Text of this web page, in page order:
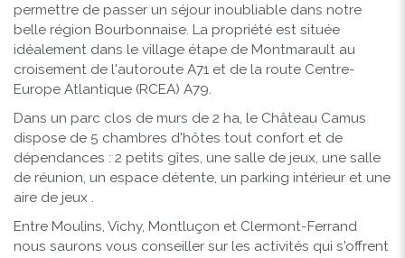
permettre de passer un séjour inoubliable dans notre
belle région Bourbonnaise. La propriété est située
idéalement dans le village étape de Montmarault au
croisement de l'autoroute A71 et de la route Centre-
Europe Atlantique (RCEA) A79.
Dans un parc clos de murs de 2 ha, le Château Camus
dispose de 5 chambres d'hôtes tout confort et de
dépendances : 2 petits gîtes, une salle de jeux, une salle
de réunion, un espace détente, un parking intérieur et une
aire de jeux .
Entre Moulins, Vichy, Montluçon et Clermont-Ferrand
nous saurons vous conseiller sur les activités qui s'offrent